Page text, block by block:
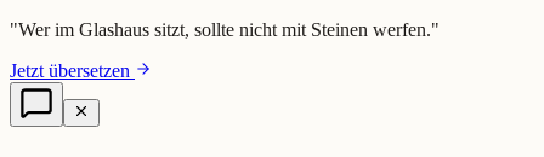
"Wer im Glashaus sitzt, sollte nicht mit Steinen werfen."
Jetzt übersetzen